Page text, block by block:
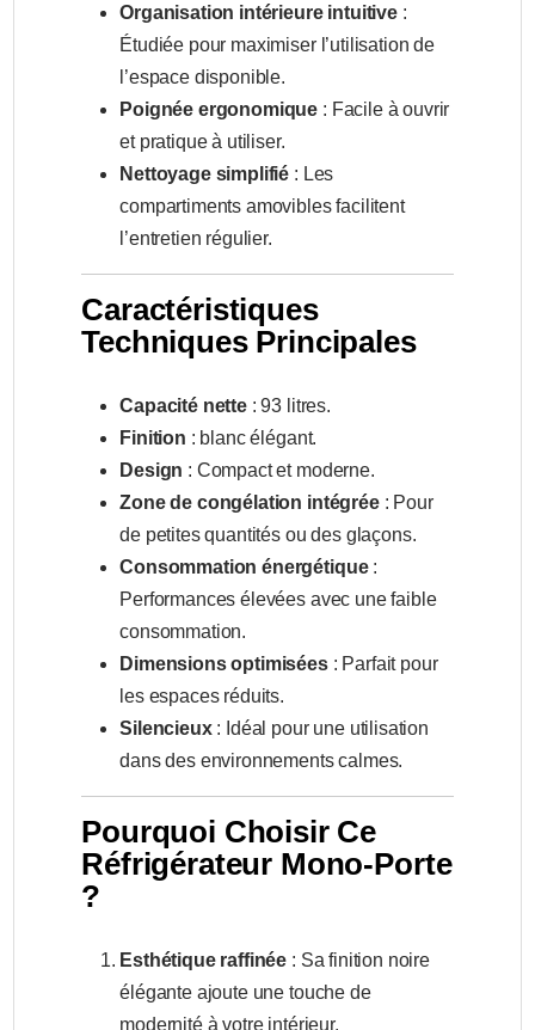
Organisation intérieure intuitive:
Étudiée pour maximiser l’utilisation de
l’espace disponible.
Poignée ergonomique : Facile à ouvrir
et pratique à utiliser.
Nettoyage simplifié : Les
compartiments amovibles facilitent
l’entretien régulier.
Caractéristiques
Techniques Principales
Capacité nette: 93 litres.
Finition : blanc élégant.
Design : Compact et moderne.
Zone de congélation intégrée: Pour
de petites quantités ou des glaçons.
Consommation énergétique:
Performances élevées avec une faible
consommation.
Dimensions optimisées: Parfait pour
les espaces réduits.
Silencieux: Idéal pour une utilisation
dans des environnements calmes.
Pourquoi Choisir Ce
Réfrigérateur Mono-Porte
?
Esthétique raffinée : Sa finition noire
élégante ajoute une touche de
modernité à votre intérieur.